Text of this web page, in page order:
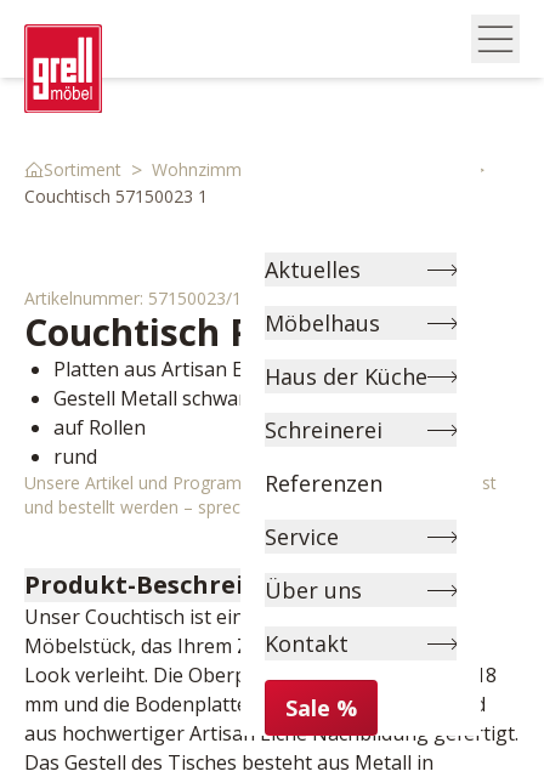
Aktuelles
Möbelhaus
Haus der Küche
Schreinerei
Referenzen
Service
Über uns
Kontakt
Sale %
Sortiment > Wohnzimmer >
Couchtisch 57150023 1
Artikelnummer: 57150023/1
Couchtisch Peto
Platten aus Artisan Eiche Nachbildung
Gestell Metall schwarz
auf Rollen
rund
Unsere Artikel und Programme können individuell angepasst
und bestellt werden – sprechen Sie uns gerne an!
Produkt-Beschreibung
Unser Couchtisch ist ein langlebiges und stilvolles
Möbelstück, das Ihrem Zuhause einen modernen
Look verleiht. Die Oberplatte hat eine Stärke von 18
mm und die Bodenplatte 15 mm. Beide Platten sind
aus hochwertiger Artisan Eiche Nachbildung gefertigt.
Das Gestell des Tisches besteht aus Metall in